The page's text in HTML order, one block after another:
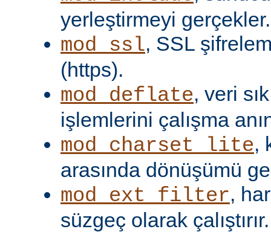
yerleştirmeyi gerçekler.
mod_ssl, SSL
(https).
mod_deflate, veri
işlemlerini çalışma
mod_charset_lite,
arasında dönüşümü
mod_ext_filter,
süzgeç olarak çalıştırır.